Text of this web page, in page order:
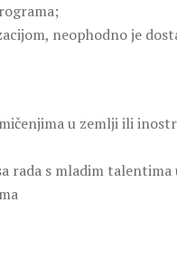
neophodno je
u zemlji ili
rada s mladim